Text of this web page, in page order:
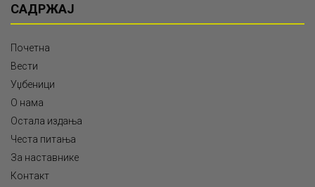
САДРЖАЈ
Почетна
Вести
Уџбеници
О нама
Остала издања
Честа питања
За наставнике
Контакт